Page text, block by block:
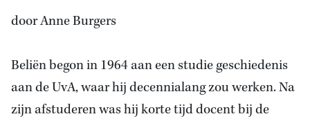
door Anne Burgers
Beliën begon in 1964 aan een studie geschiedenis
aan de UvA, waar hij decennialang zou werken. Na
zijn afstuderen was hij korte tijd docent bij de